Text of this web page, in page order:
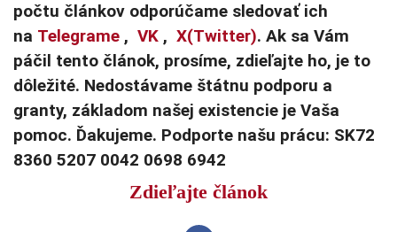
počtu článkov odporúčame sledovať ich
na Telegrame , VK , X(Twitter). Ak sa Vám
páčil tento článok, prosíme, zdieľajte ho, je to
dôležité. Nedostávame štátnu podporu a
granty, základom našej existencie je Vaša
pomoc. Ďakujeme. Podporte našu prácu: SK72
8360 5207 0042 0698 6942
Zdieľajte článok